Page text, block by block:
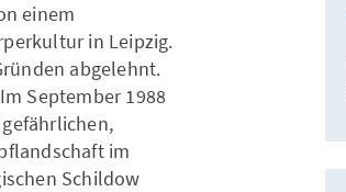
einem
in Leipzig.
abgelehnt.
September 1988
im
Schildow